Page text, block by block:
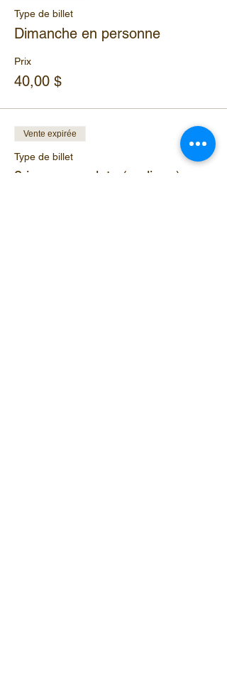
Type de billet
Dimanche en personne
Prix
40,00 $
Vente expirée
Type de billet
3 jours complets (en ligne)